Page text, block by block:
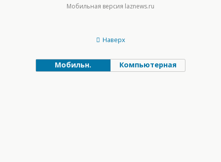
Мобильная версия laznews.ru
Наверх
Мобильн. Компьютерная